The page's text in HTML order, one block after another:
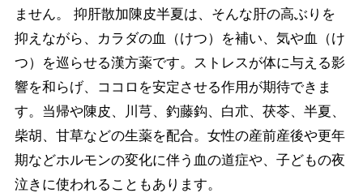
ません。 抑肝散加陳皮半夏は、そんな肝の高ぶりを
抑えながら、カラダの血（けつ）を補い、気や血（け
つ）を巡らせる漢方薬です。ストレスが体に与える影
響を和らげ、ココロを安定させる作用が期待できま
す。当帰や陳皮、川芎、釣藤鈎、白朮、茯苓、半夏、
柴胡、甘草などの生薬を配合。女性の産前産後や更年
期などホルモンの変化に伴う血の道症や、子どもの夜
泣きに使われることもあります。